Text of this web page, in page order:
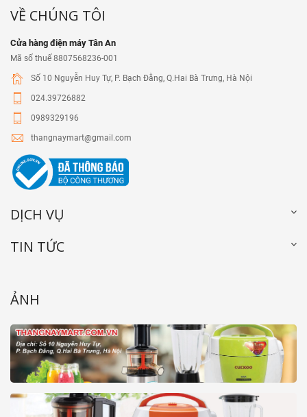
VỀ CHÚNG TÔI
Cửa hàng điện máy Tân An
Mã số thuế 8807568236-001
Số 10 Nguyễn Huy Tự, P. Bạch Đằng, Q.Hai Bà Trưng, Hà Nội
024.39726882
0989329196
thangnaymart@gmail.com
DỊCH VỤ
TIN TỨC
ẢNH